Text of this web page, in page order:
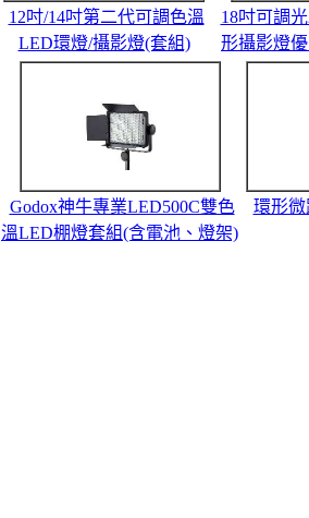
12吋/14吋第二代可調色溫
LED環燈/攝影燈(套組)
18吋可調
形攝影燈
Godox神牛專業LED500C雙色
溫LED棚燈套組(含電池、燈架)
環形